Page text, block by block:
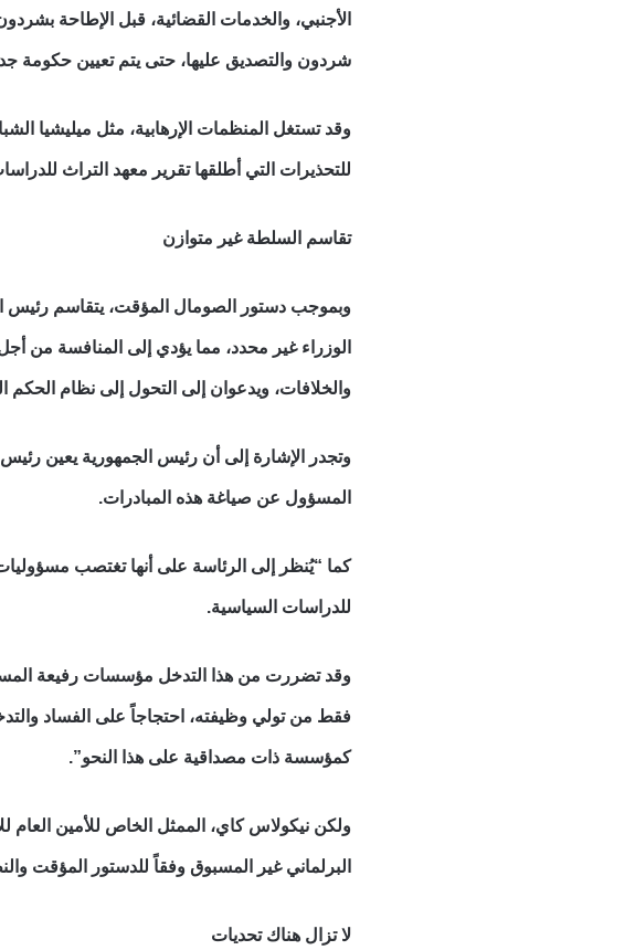
الأجنبي، والخدمات القضائية، قبل الإطاحة
شردون والتصديق عليها، حتى يتم تعيين حكومة
وقد تستغل المنظمات الإرهابية، مثل ميليشيا
للتحذيرات التي أطلقها تقرير معهد التراث
تقاسم السلطة غير متوازن
وبموجب دستور الصومال المؤقت، يتقاسم رئيس
الوزراء غير محدد، مما يؤدي إلى المنافسة من
والخلافات، ويدعوان إلى التحول إلى نظام الحكم
وتجدر الإشارة إلى أن رئيس الجمهورية يعين
المسؤول عن صياغة هذه المبادرات.
كما “يُنظر إلى الرئاسة على أنها تغتصب
للدراسات السياسية.
وقد تضررت من هذا التدخل مؤسسات رفيعة
فقط من تولي وظيفته، احتجاجاً على الفساد
كمؤسسة ذات مصداقية على هذا النحو”.
ولكن نيكولاس كاي، الممثل الخاص للأمين العام
البرلماني غير المسبوق وفقاً للدستور المؤقت
لا تزال هناك تحديات